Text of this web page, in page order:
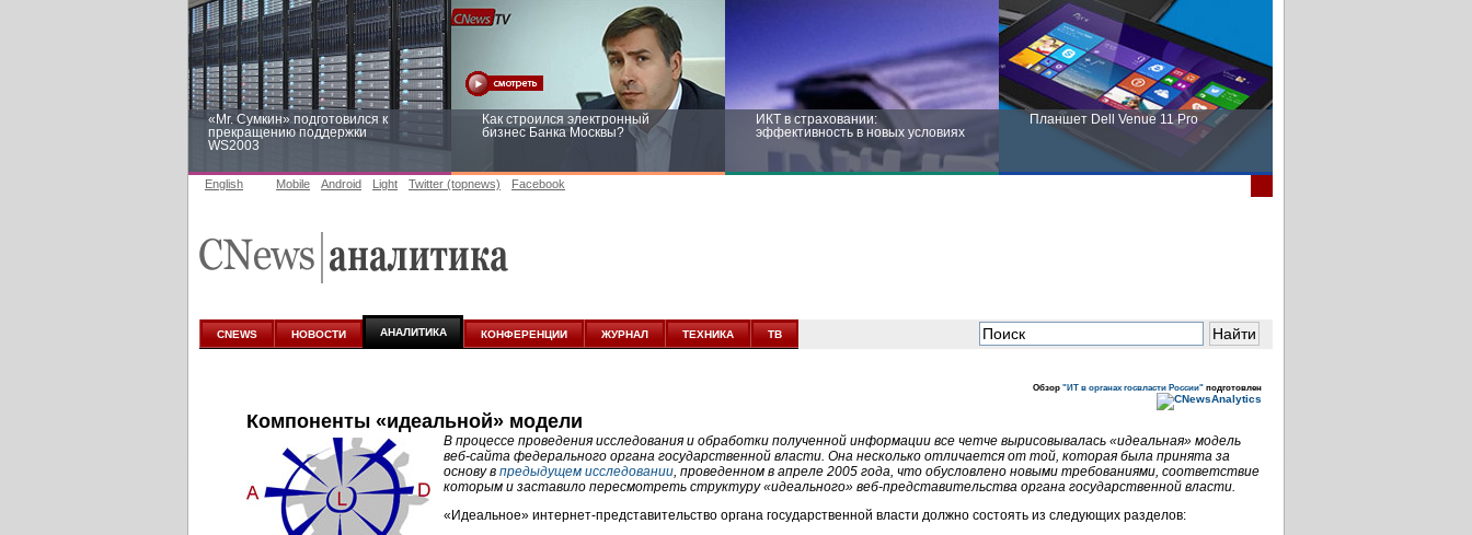
«Mr. Сумкин» подготовился к
прекращению поддержки
WS2003
Как строился электронный
бизнес Банка Москвы?
ИКТ в страховании:
эффективность в новых условиях
Планшет Dell Venue 11 Pro
аналитике
новых условиях
English Mobile Android Light Twitter (topnews) Facebook
CNEWS НОВОСТИ АНАЛИТИКА КОНФЕРЕНЦИИ ЖУРНАЛ ТЕХНИКА ТВ
Обзор "ИТ в органах госвласти России" подготовлен
Компоненты «идеальной» модели
В процессе проведения исследования и обработки полученной информации все четче вырисовывалась «идеальная» модель
веб-сайта федерального органа государственной власти. Она несколько отличается от той, которая была принята за
основу в предыдущем исследовании, проведенном в апреле 2005 года, что обусловлено новыми требованиями, соответствие
которым и заставило пересмотреть структуру «идеального» веб-представительства органа государственной власти.
«Идеальное» интернет-представительство органа государственной власти должно состоять из следующих разделов: